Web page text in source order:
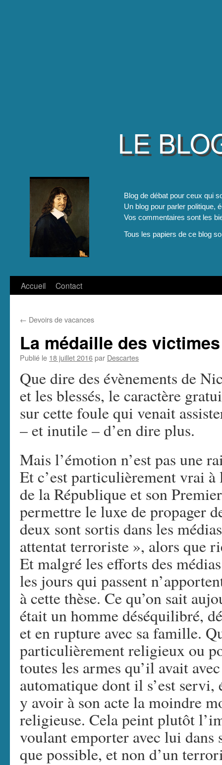
LE
Blog de débat pour ceux qui
Un blog pour parler politique,
Vos commentaires sont les
Tous les papiers de ce blog
Aller
contenu
Accueil Contact
← Devoirs de vacances
La médaille des victimes
Publié le 18 juillet 2016par Descartes
Que dire des évènements de
et les blessés, le caractère
sur cette foule qui venait
– et inutile – d’en dire plus.
Mais l’émotion n’est pas une
Et c’est particulièrement vrai
de la République et son
permettre le luxe de propager
deux sont sortis dans les
attentat terroriste », alors que
Et malgré les efforts des
les jours qui passent
à cette thèse. Ce qu’on sait
était un homme déséquilibré,
et en rupture avec sa famille.
particulièrement religieux ou
toutes les armes qu’il avait
automatique dont il s’est
y avoir à son acte la moindre
religieuse. Cela peint plutôt
voulant emporter avec lui dans
que possible, et non d’un